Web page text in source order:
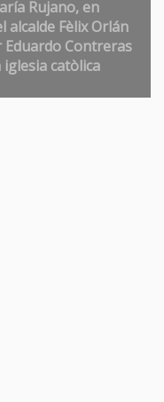
Rujano, en
alcalde Fèlix Orlán
Eduardo Contreras
catòlica